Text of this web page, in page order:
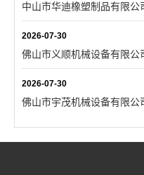
中山市华迪橡塑制品有限
2026-07-30
佛山市义顺机械设备有限
2026-07-30
佛山市宇茂机械设备有限